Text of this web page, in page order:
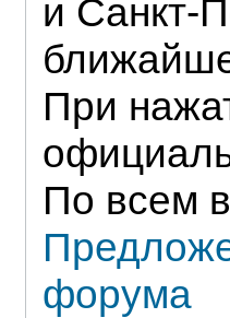
и Санкт-
При
По всем
форума